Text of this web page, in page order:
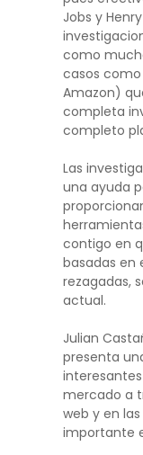
Jobs y
como
casos
Amazon)
completa
completo
Las
una ayuda
contigo en
basadas en
rezagadas,
actual.
Julian
presenta
mercado a
web y en
importante